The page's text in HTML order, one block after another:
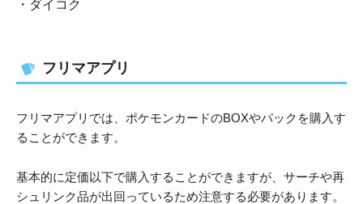
・ダイコク
フリマアプリ
フリマアプリでは、ポケモンカードのBOXやパックを購入す
ることができます。
基本的に定価以下で購入することができますが、サーチや再
シュリンク品が出回っているため注意する必要があります。